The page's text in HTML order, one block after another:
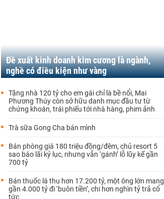
Đề xuất kinh doanh kim cương là ngành,
nghề có điều kiện như vàng
Tặng nhà 120 tỷ cho em gái chỉ là bề nổi, Mai
Phương Thúy còn sở hữu danh mục đầu tư từ
chứng khoán, trái phiếu tới nhà hàng, phim ảnh
Trà sữa Gong Cha bán mình
Bán phòng giá 180 triệu đồng/đêm, chủ resort 5
sao báo lãi kỷ lục, nhưng vẫn ‘gánh’ lỗ lũy kế gần
700 tỷ
Bán thuốc lá thu hơn 17.200 tỷ, một ông lớn mang
gần 4.000 tỷ đi ‘buôn tiền’, chi hơn nghìn tỷ trả cổ
tức